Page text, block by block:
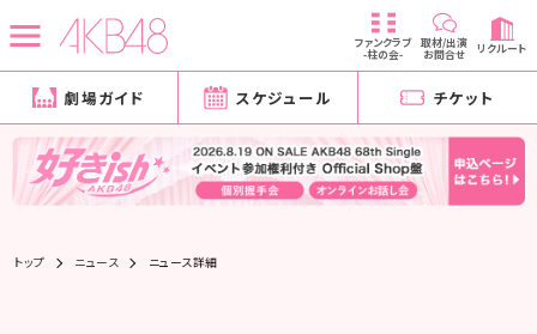
ファンクラブ
-柱の会-
取材/出演
お問合せ リクルート
劇場ガイド スケジュール チケット
トップ ニュース ニュース詳細